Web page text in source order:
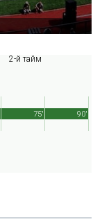
2-й тайм
90'
75'